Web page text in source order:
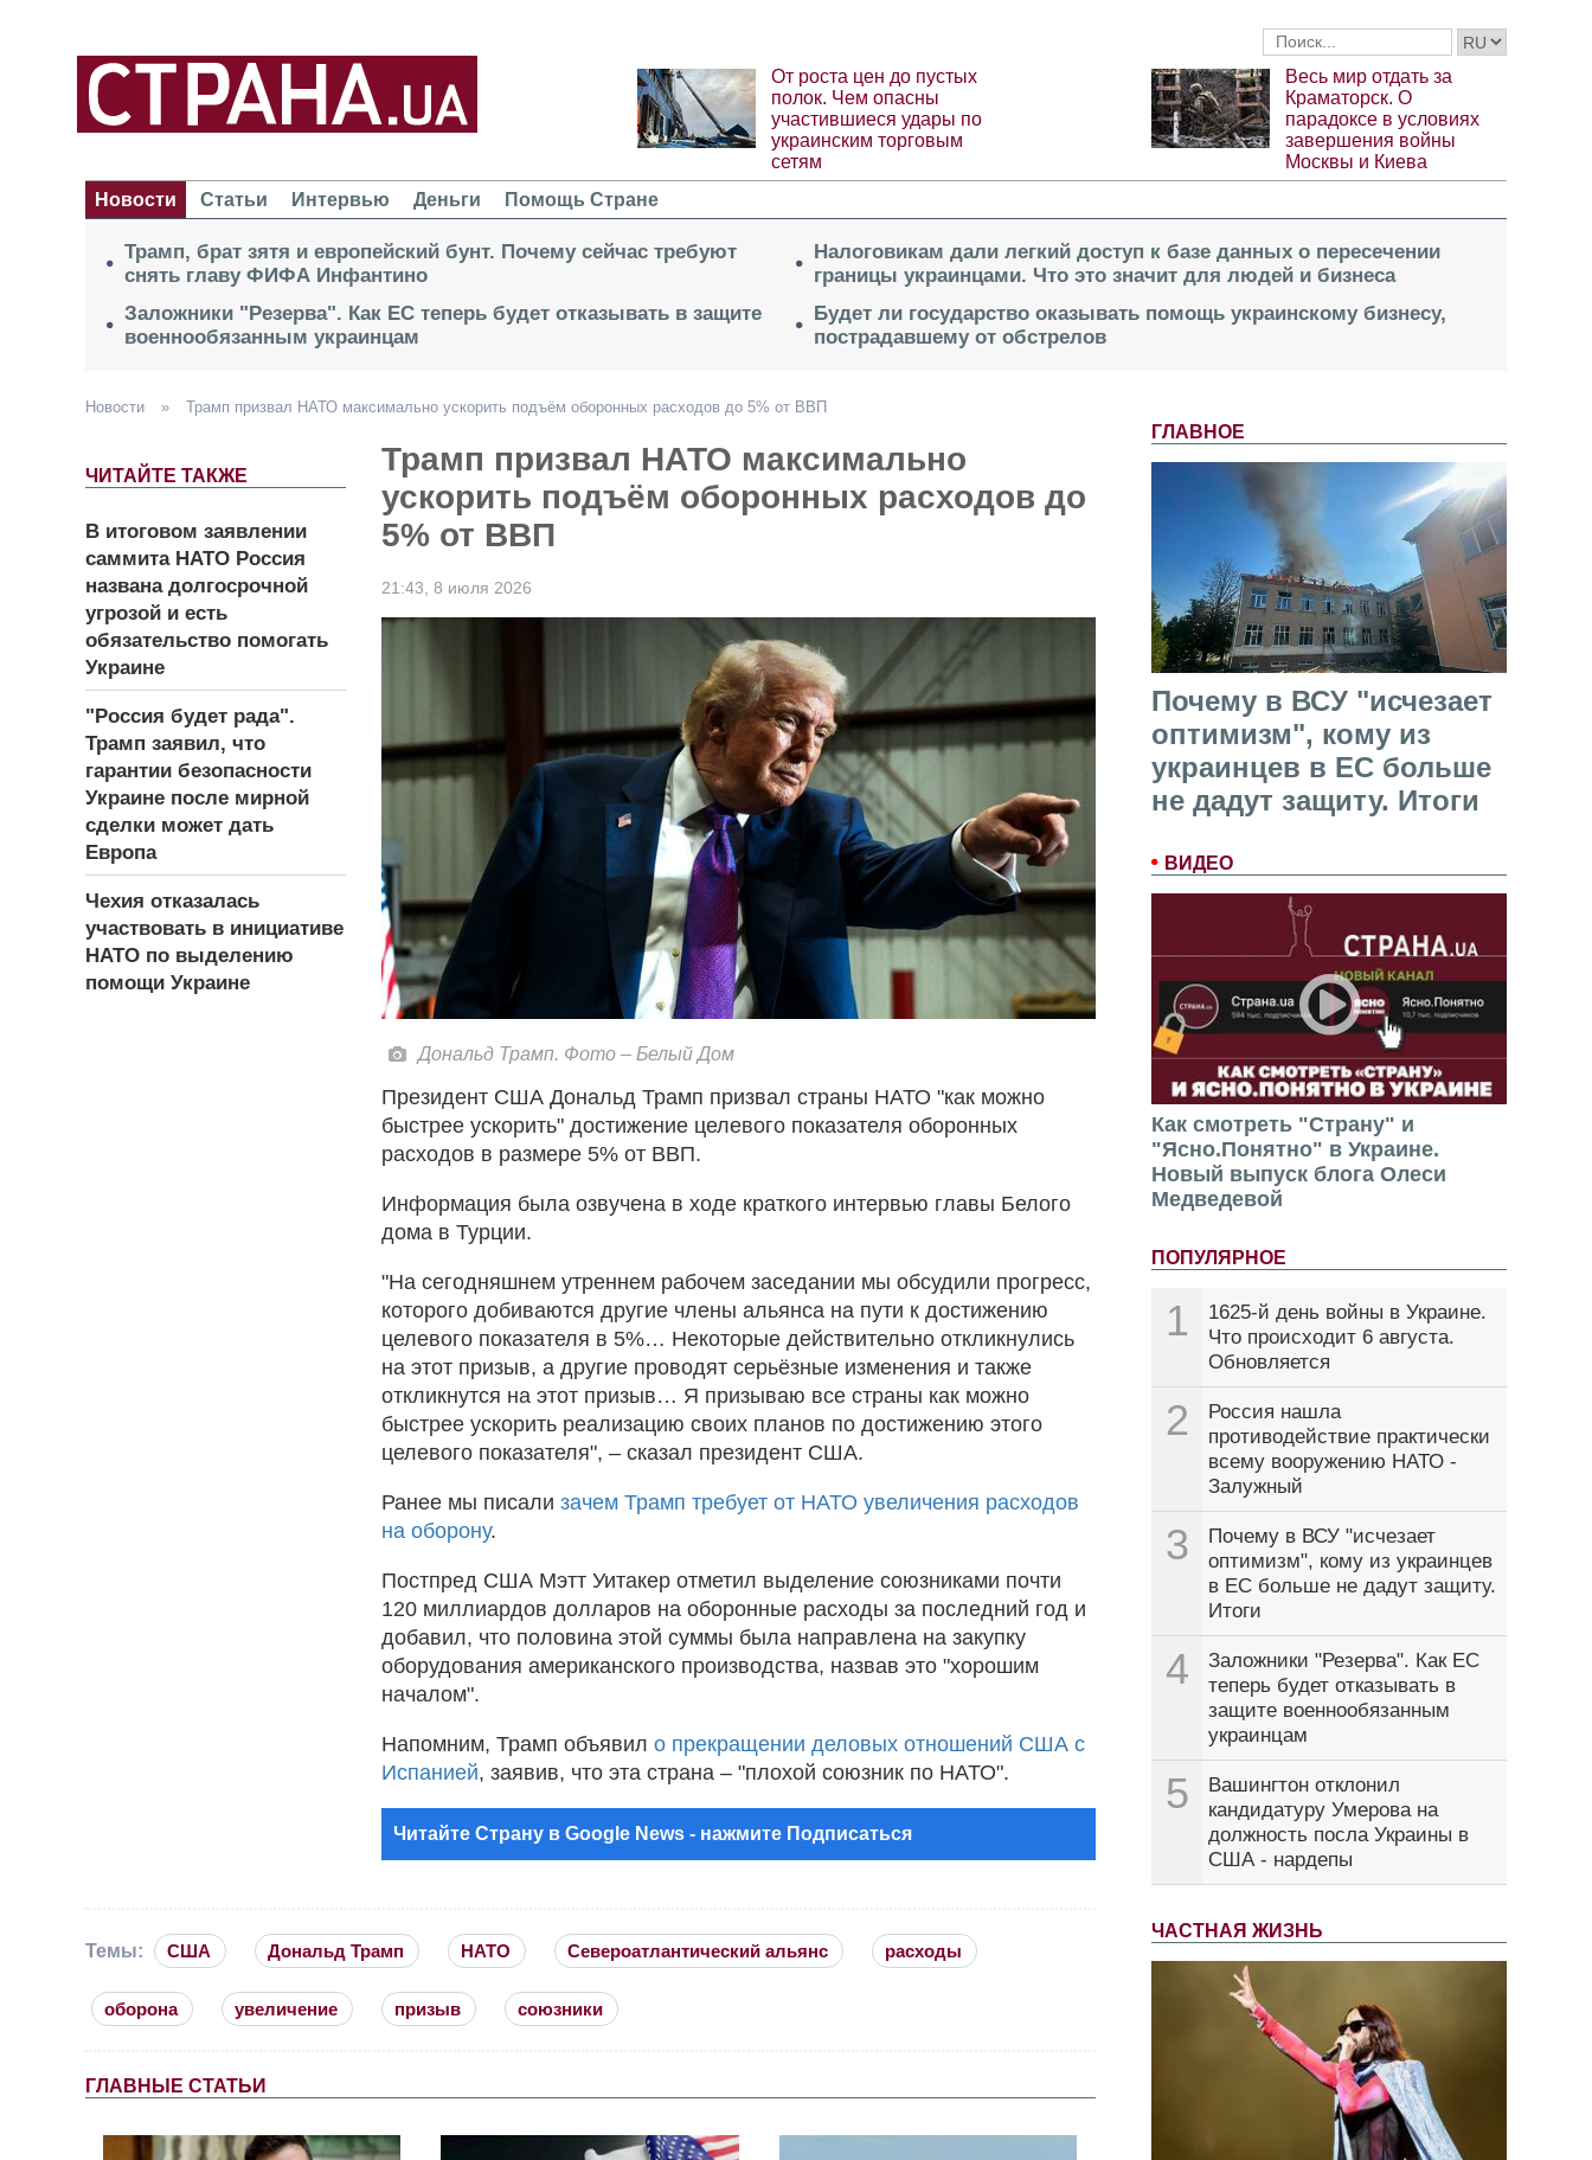
От роста цен до пустых
полок. Чем опасны
участившиеся удары по
украинским торговым
сетям
Весь мир отдать за
Краматорск. О
парадоксе в условиях
завершения войны
Москвы и Киева
Новости
Статьи Интервью Деньги Помощь Стране
Трамп, брат зятя и европейский бунт. Почему сейчас требуют
снять главу ФИФА Инфантино
Заложники "Резерва". Как ЕС теперь будет отказывать в защите
военнообязанным украинцам
Налоговикам дали легкий доступ к базе данных о пересечении
границы украинцами. Что это значит для людей и бизнеса
Будет ли государство оказывать помощь украинскому бизнесу,
пострадавшему от обстрелов
ГЛАВНОЕ
Почему в ВСУ "исчезает
оптимизм", кому из
украинцев в ЕС больше
не дадут защиту. Итоги
ВИДЕО
Как смотреть "Страну" и
"Ясно.Понятно" в Украине.
Новый выпуск блога Олеси
Медведевой
ПОПУЛЯРНОЕ
1
1625-й день войны в Украине.
Что происходит 6 августа.
Обновляется
2
Россия нашла
противодействие практически
всему вооружению НАТО -
Залужный
3
Почему в ВСУ "исчезает
оптимизм", кому из украинцев
в ЕС больше не дадут защиту.
Итоги
4
Заложники "Резерва". Как ЕС
теперь будет отказывать в
защите военнообязанным
украинцам
5
Вашингтон отклонил
кандидатуру Умерова на
должность посла Украины в
США - нардепы
ЧАСТНАЯ ЖИЗНЬ
Новости » Трамп призвал НАТО максимально ускорить подъём оборонных расходов до 5% от ВВП
ЧИТАЙТЕ ТАКЖЕ
В итоговом заявлении
саммита НАТО Россия
названа долгосрочной
угрозой и есть
обязательство помогать
Украине
"Россия будет рада".
Трамп заявил, что
гарантии безопасности
Украине после мирной
сделки может дать
Европа
Чехия отказалась
участвовать в инициативе
НАТО по выделению
помощи Украине
Трамп призвал НАТО максимально
ускорить подъём оборонных расходов до
5% от ВВП
21:43, 8 июля 2026
Дональд Трамп. Фото – Белый Дом
Президент США Дональд Трамп призвал страны НАТО "как можно
быстрее ускорить" достижение целевого показателя оборонных
расходов в размере 5% от ВВП.
Информация была озвучена в ходе краткого интервью главы Белого
дома в Турции.
"На сегодняшнем утреннем рабочем заседании мы обсудили прогресс,
которого добиваются другие члены альянса на пути к достижению
целевого показателя в 5%… Некоторые действительно откликнулись
на этот призыв, а другие проводят серьёзные изменения и также
откликнутся на этот призыв… Я призываю все страны как можно
быстрее ускорить реализацию своих планов по достижению этого
целевого показателя", – сказал президент США.
Ранее мы писали зачем Трамп требует от НАТО увеличения расходов
на оборону.
Постпред США Мэтт Уитакер отметил выделение союзниками почти
120 миллиардов долларов на оборонные расходы за последний год и
добавил, что половина этой суммы была направлена на закупку
оборудования американского производства, назвав это "хорошим
началом".
Напомним, Трамп объявил о прекращении деловых отношений США с
Испанией, заявив, что эта страна – "плохой союзник по НАТО".
Читайте Страну в Google News - нажмите Подписаться
Темы: США Дональд Трамп НАТО Североатлантический альянс расходы
оборона увеличение призыв союзники
ГЛАВНЫЕ СТАТЬИ